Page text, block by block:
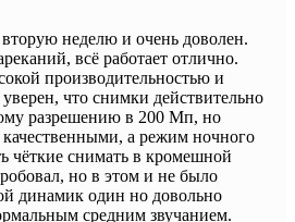
неделю и очень доволен.
всё работает отлично.
производительностью и
что снимки действительно
разрешению в 200 Мп, но
а режим ночного
чёткие снимать в кромешной
но в этом и не было
динамик один но довольно
средним звучанием.